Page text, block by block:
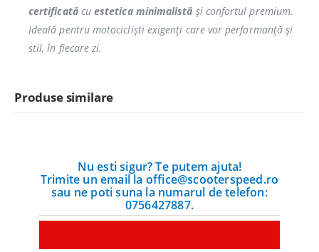
certificatăcuestetica minimalistă și confortul premium.
Ideală pentru motocicliști exigenți care vor performanță și
stil, în fiecare zi.
Produse similare
Nu esti sigur? Te putem ajuta!
Trimite un email la office@scooterspeed.ro
sau ne poti suna la numarul de telefon:
0756427887.